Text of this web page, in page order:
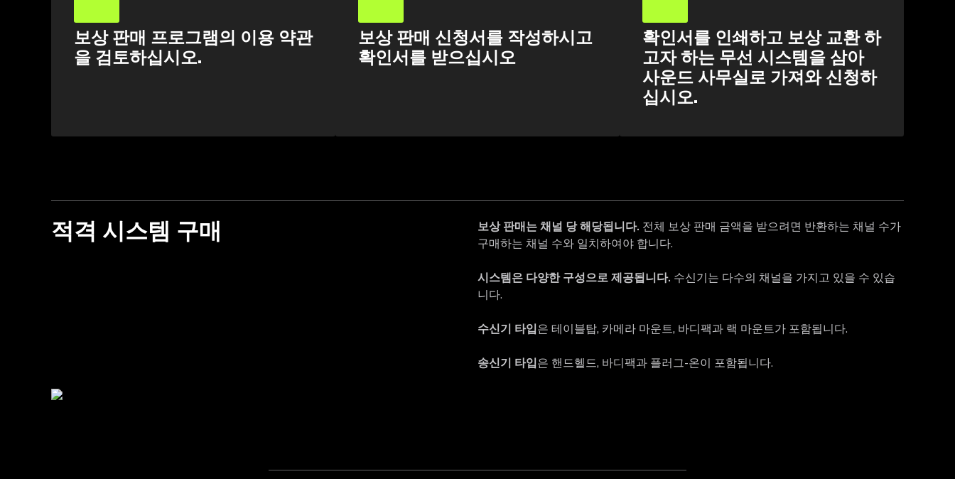
보상 판매 프로그램의 이용 약관
을 검토하십시오.
보상 판매 신청서를 작성하시고
확인서를 받으십시오
확인서를 인쇄하고 보상 교환 하
고자 하는 무선 시스템을 삼아
사운드 사무실로 가져와 신청하
십시오.
적격 시스템 구매 보상 판매는 채널 당 해당됩니다. 전체 보상 판매 금액을 받으려면 반환하는 채널 수가
구매하는 채널 수와 일치하여야 합니다.
시스템은 다양한 구성으로 제공됩니다. 수신기는 다수의 채널을 가지고 있을 수 있습
니다.
수신기 타입은 테이블탑, 카메라 마운트, 바디팩과 랙 마운트가 포함됩니다.
송신기 타입은 핸드헬드, 바디팩과 플러그-온이 포함됩니다.